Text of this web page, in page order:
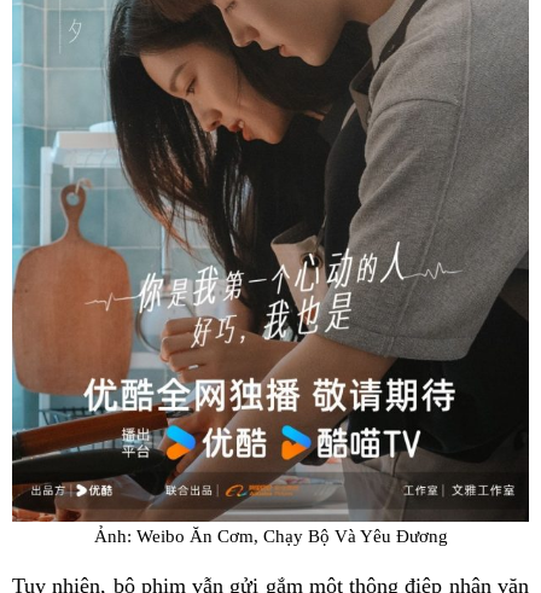
Ảnh: Weibo Ăn Cơm, Chạy Bộ Và Yêu Đương
Tuy nhiên, bộ phim vẫn gửi gắm một thông điệp nhân văn